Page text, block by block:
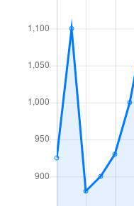
早鈴町
早鈴町
早水町
姫城町